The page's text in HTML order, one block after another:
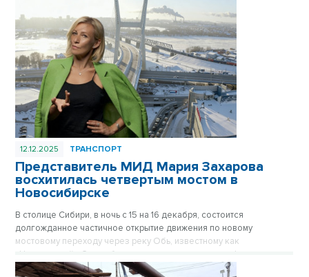
12.12.2025 ТРАНСПОРТ
Представитель МИД Мария Захарова
восхитилась четвертым мостом в
Новосибирске
В столице Сибири, в ночь с 15 на 16 декабря, состоится
долгожданное частичное открытие движения по новому
мостовому переходу через реку Обь, известному как
«Центральный». Это событие привлекло внимание официального
представителя Министерства иностранных дел России.